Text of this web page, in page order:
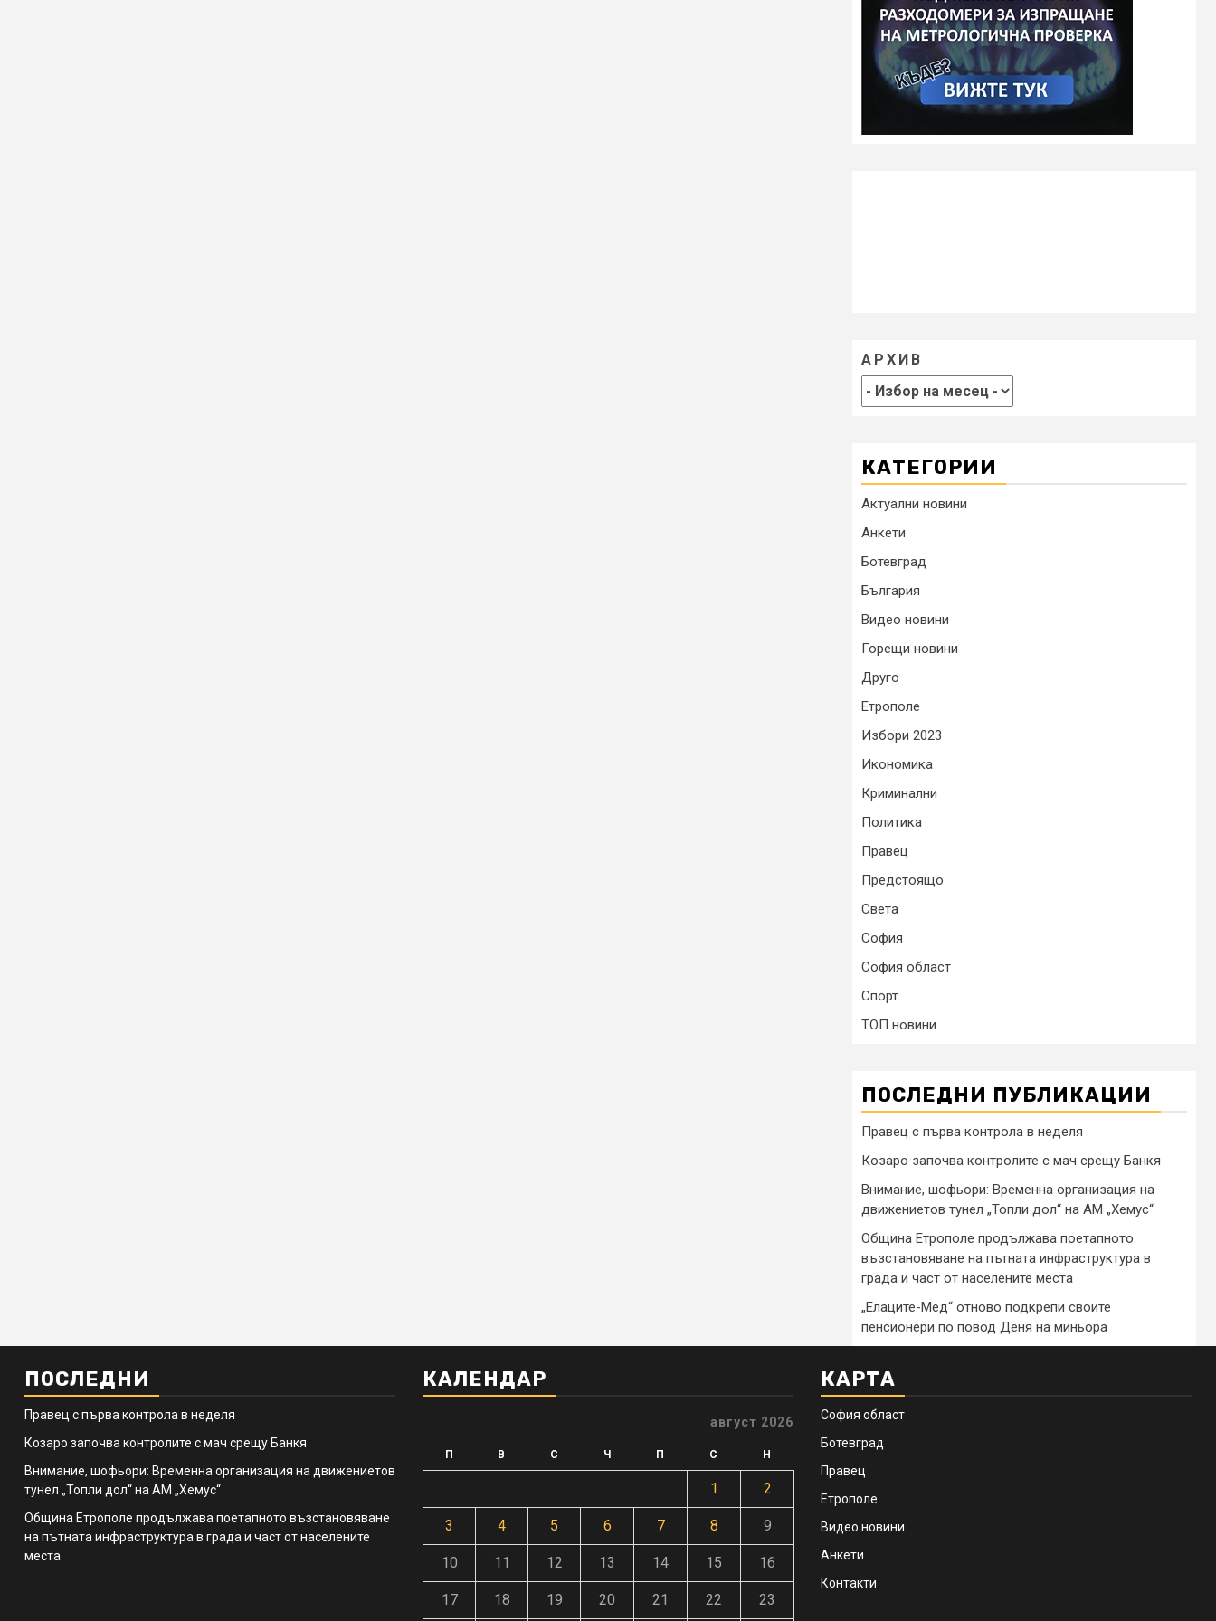
АРХИВ
КАТЕГОРИИ
Актуални новини
Анкети
Ботевград
България
Видео новини
Горещи новини
Друго
Етрополе
Избори 2023
Икономика
Криминални
Политика
Правец
Предстоящо
Света
София
София област
Спорт
ТОП новини
ПОСЛЕДНИ ПУБЛИКАЦИИ
Правец с първа контрола в неделя
Козаро започва контролите с мач срещу Банкя
Внимание, шофьори: Временна организация на
движениетов тунел „Топли дол“ на АМ „Хемус“
Община Етрополе продължава поетапното
възстановяване на пътната инфраструктура в
града и част от населените места
„Елаците-Мед“ отново подкрепи своите
пенсионери по повод Деня на миньора
ПОСЛЕДНИ
Правец с първа контрола в неделя
Козаро започва контролите с мач срещу Банкя
Внимание, шофьори: Временна организация на движениетов
тунел „Топли дол“ на АМ „Хемус“
Община Етрополе продължава поетапното възстановяване
на пътната инфраструктура в града и част от населените
места
КАЛЕНДАР
август 2026
П В С Ч П С Н
1 2
3 4 5 6 7 8 9
10 11 12 13 14 15 16
17 18 19 20 21 22 23
КАРТА
София област
Ботевград
Правец
Етрополе
Видео новини
Анкети
Контакти